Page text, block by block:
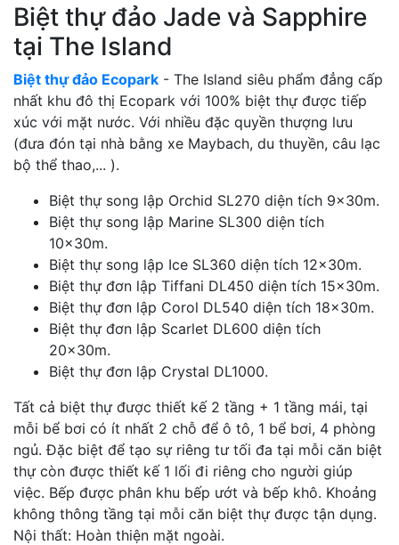
Biệt thự đảo Jade và Sapphire
tại The Island
Biệt thự đảo Ecopark - The Island siêu phẩm đẳng cấp
nhất khu đô thị Ecopark với 100% biệt thự được tiếp
xúc với mặt nước. Với nhiều đặc quyền thượng lưu
(đưa đón tại nhà bằng xe Maybach, du thuyền, câu lạc
bộ thể thao,... ).
Biệt thự song lập Orchid SL270 diện tích 9x30m.
Biệt thự song lập Marine SL300 diện tích
10x30m.
Biệt thự song lập Ice SL360 diện tích 12x30m.
Biệt thự đơn lập Tiffani DL450 diện tích 15x30m.
Biệt thự đơn lập Corol DL540 diện tích 18x30m.
Biệt thự đơn lập Scarlet DL600 diện tích
20x30m.
Biệt thự đơn lập Crystal DL1000.
Tất cả biệt thự được thiết kế 2 tầng + 1 tầng mái, tại
mỗi bể bơi có ít nhất 2 chỗ để ô tô, 1 bể bơi, 4 phòng
ngủ. Đặc biệt để tạo sự riêng tư tối đa tại mỗi căn biệt
thự còn được thiết kế 1 lối đi riêng cho người giúp
việc. Bếp được phân khu bếp ướt và bếp khô. Khoảng
không thông tầng tại mỗi căn biệt thự được tận dụng.
Nội thất: Hoàn thiện mặt ngoài.